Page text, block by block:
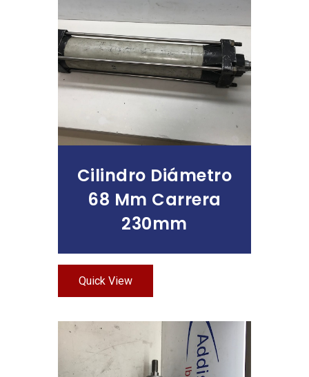
Leer Más
Cilindro Diámetro
68 Mm Carrera
230mm
Quick View